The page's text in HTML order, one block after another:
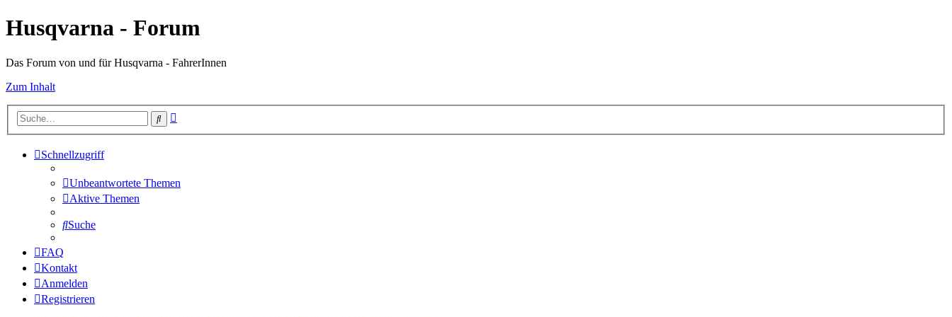
Husqvarna - Forum
Das Forum von und für Husqvarna - FahrerInnen
Zum Inhalt
Suche
Schnellzugriff
Unbeantwortete Themen
Aktive Themen
Suche
FAQ
Kontakt
Anmelden
Registrieren